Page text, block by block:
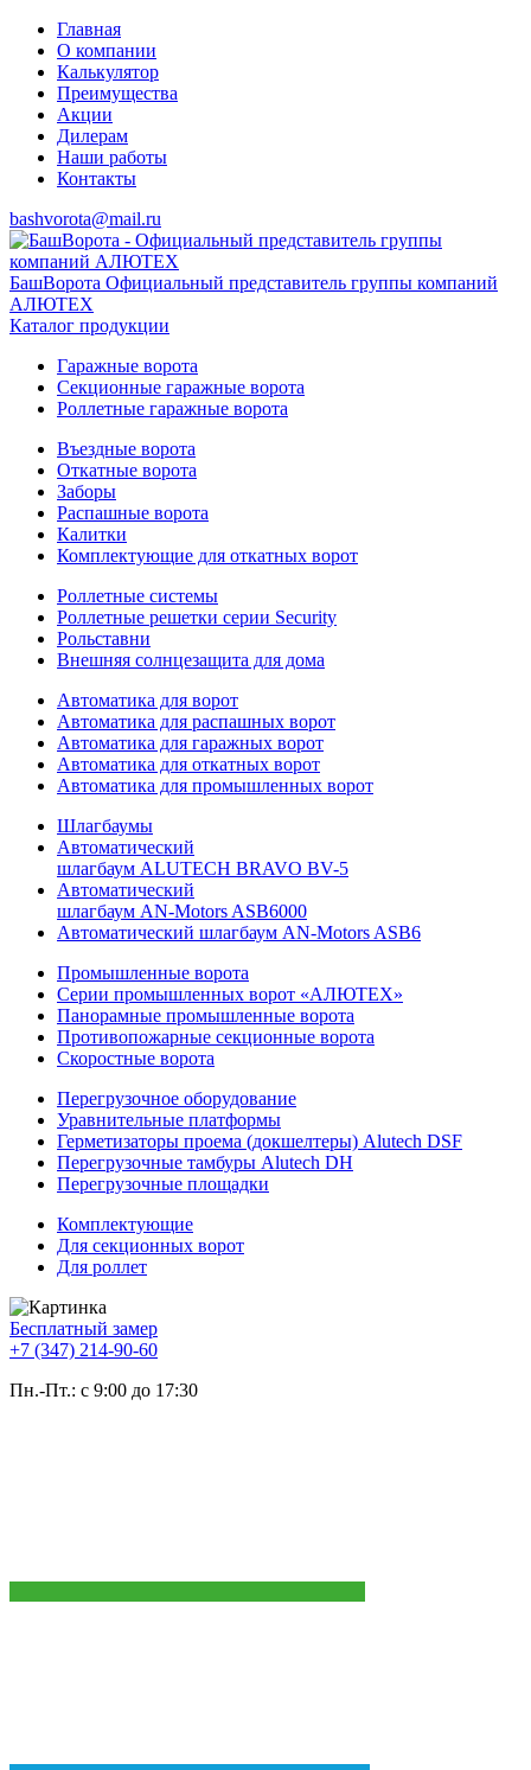
Главная
О компании
Калькулятор
Преимущества
Акции
Дилерам
Наши работы
Контакты
bashvorota@mail.ru
БашВорота Официальный представитель группы компаний
АЛЮТЕХ
Каталог продукции
Гаражные ворота
Секционные гаражные ворота
Роллетные гаражные ворота
Въездные ворота
Откатные ворота
Заборы
Распашные ворота
Калитки
Комплектующие для откатных ворот
Роллетные системы
Роллетные решетки серии Security
Рольставни
Внешняя солнцезащита для дома
Автоматика для ворот
Автоматика для распашных ворот
Автоматика для гаражных ворот
Автоматика для откатных ворот
Автоматика для промышленных ворот
Шлагбаумы
Автоматический
шлагбаум ALUTECH BRAVO BV-5
Автоматический
шлагбаум AN-Motors ASB6000
Автоматический шлагбаум AN-Motors ASB6
Промышленные ворота
Серии промышленных ворот «АЛЮТЕХ»
Панорамные промышленные ворота
Противопожарные секционные ворота
Скоростные ворота
Перегрузочное оборудование
Уравнительные платформы
Герметизаторы проема (докшелтеры) Alutech DSF
Перегрузочные тамбуры Alutech DH
Перегрузочные площадки
Комплектующие
Для секционных ворот
Для роллет
Бесплатный замер
+7 (347) 214-90-60
Пн.-Пт.: с 9:00 до 17:30